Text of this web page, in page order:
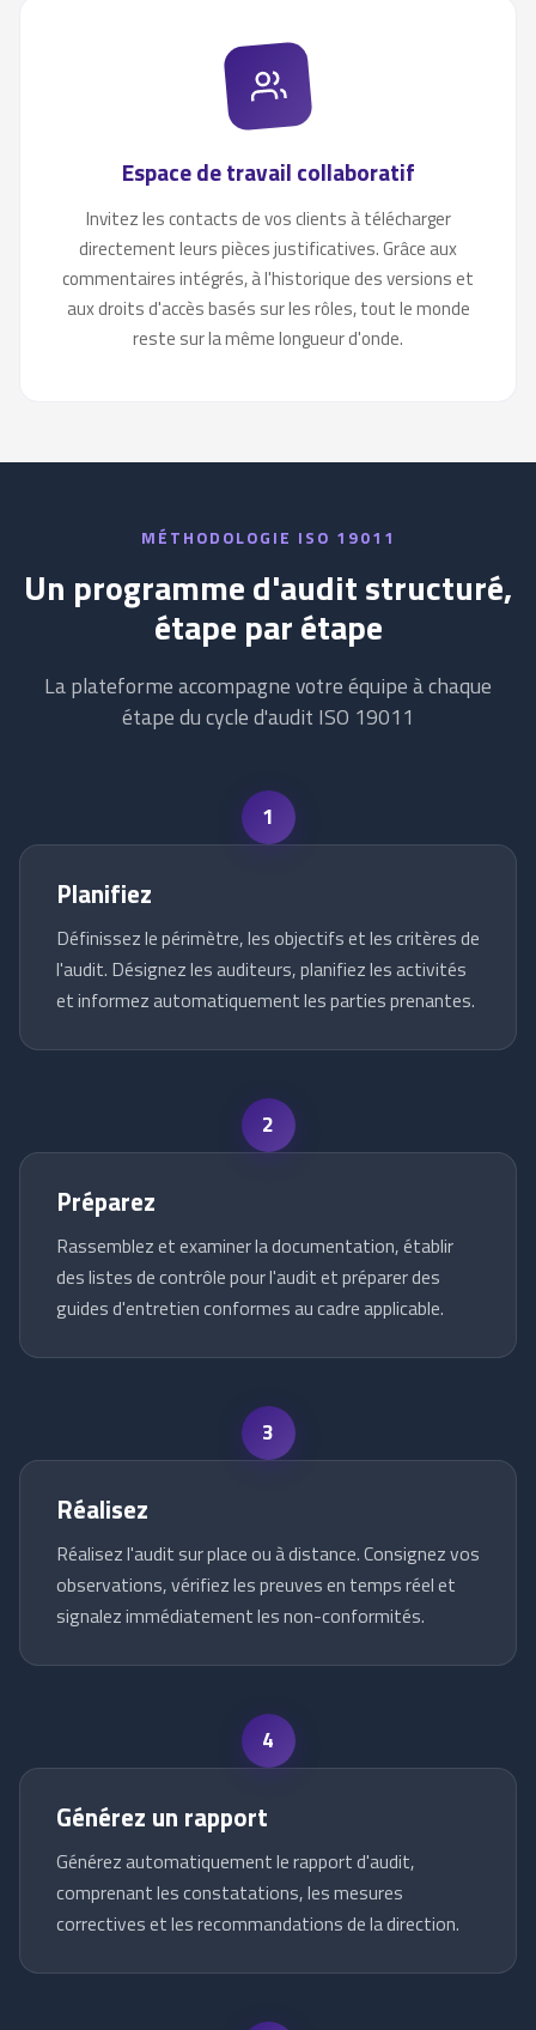
Espace de travail collaboratif
Invitez les contacts de vos clients à télécharger
directement leurs pièces justificatives. Grâce aux
commentaires intégrés, à l'historique des versions et
aux droits d'accès basés sur les rôles, tout le monde
reste sur la même longueur d'onde.
MÉTHODOLOGIE ISO 19011
Un programme d'audit structuré,
étape par étape
La plateforme accompagne votre équipe à chaque
étape du cycle d'audit ISO 19011
1
Planifiez
Définissez le périmètre, les objectifs et les critères de
l'audit. Désignez les auditeurs, planifiez les activités
et informez automatiquement les parties prenantes.
2
Préparez
Rassemblez et examiner la documentation, établir
des listes de contrôle pour l'audit et préparer des
guides d'entretien conformes au cadre applicable.
3
Réalisez
Réalisez l'audit sur place ou à distance. Consignez vos
observations, vérifiez les preuves en temps réel et
signalez immédiatement les non-conformités.
4
Générez un rapport
Générez automatiquement le rapport d'audit,
comprenant les constatations, les mesures
correctives et les recommandations de la direction.